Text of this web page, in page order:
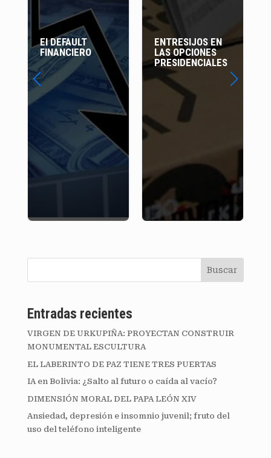
El DEFAULT
FINANCIERO
ENTRESIJOS EN
LAS OPCIONES
PRESIDENCIALES
Buscar
Entradas recientes
VIRGEN DE URKUPIÑA: PROYECTAN CONSTRUIR
MONUMENTAL ESCULTURA
EL LABERINTO DE PAZ TIENE TRES PUERTAS
IA en Bolivia: ¿Salto al futuro o caída al vacío?
DIMENSIÓN MORAL DEL PAPA LEÓN XIV
Ansiedad, depresión e insomnio juvenil; fruto del
uso del teléfono inteligente